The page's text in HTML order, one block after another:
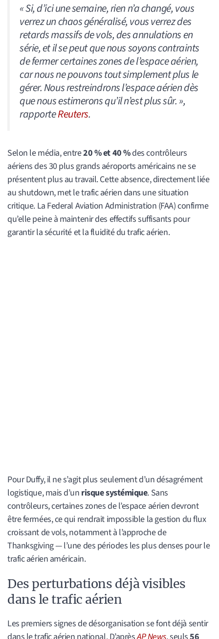
«Si, d’ici une semaine, rien n’a changé, vous
verrez un chaos généralisé, vous verrez des
retards massifs de vols, des annulations en
série, et il se peut que nous soyons contraints
de fermer certaines zones de l’espace aérien,
car nous ne pouvons tout simplement plus le
gérer. Nous restreindrons l’espace aérien dès
que nous estimerons qu’il n’est plus sûr.»,
rapporteReuters.
Selon le média, entre20 % et 40 %des contrôleurs
aériens des 30 plus grands aéroports américains ne se
présentent plus au travail. Cette absence, directement liée
au shutdown, met le trafic aérien dans une situation
critique. La Federal Aviation Administration (FAA) confirme
qu’elle peine à maintenir des effectifs suffisants pour
garantir la sécurité et la fluidité du trafic aérien.
Pour Duffy, il ne s’agit plus seulement d’un désagrément
logistique, mais d’un risque systémique. Sans
contrôleurs, certaines zones de l’espace aérien devront
être fermées, ce qui rendrait impossible la gestion du flux
croissant de vols, notamment à l’approche de
Thanksgiving — l’une des périodes les plus denses pour le
trafic aérien américain.
Des perturbations déjà visibles
dans le trafic aérien
Les premiers signes de désorganisation se font déjà sentir